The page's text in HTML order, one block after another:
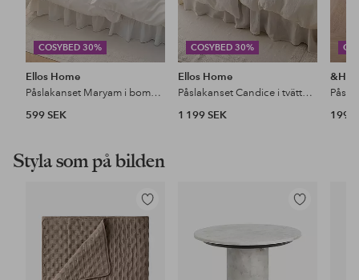
COSYBED 30%
Ellos Home
Påslakanset Maryam i bomullspercale 2 eller 3 delar
599 SEK
COSYBED 30%
Ellos Home
Påslakanset Candice i tvättat lin, 2 eller 3 delar
1 199 SEK
199
Styla som på bilden
Lägg
till
i
favoriter
Lägg